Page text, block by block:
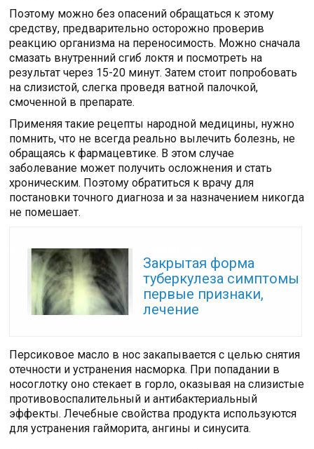
Поэтому можно без опасений обращаться к этому
средству, предварительно осторожно проверив
реакцию организма на переносимость. Можно сначала
смазать внутренний сгиб локтя и посмотреть на
результат через 15-20 минут. Затем стоит попробовать
на слизистой, слегка проведя ватной палочкой,
смоченной в препарате.
Применяя такие рецепты народной медицины, нужно
помнить, что не всегда реально вылечить болезнь, не
обращаясь к фармацевтике. В этом случае
заболевание может получить осложнения и стать
хроническим. Поэтому обратиться к врачу для
постановки точного диагноза и за назначением никогда
не помешает.
Закрытая форма
туберкулеза симптомы
первые признаки,
лечение
Персиковое масло в нос закапывается с целью снятия
отечности и устранения насморка. При попадании в
носоглотку оно стекает в горло, оказывая на слизистые
противовоспалительный и антибактериальный
эффекты. Лечебные свойства продукта используются
для устранения гайморита, ангины и синусита.